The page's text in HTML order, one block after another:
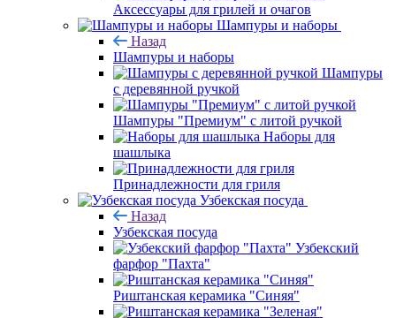
Аксессуары для грилей и очагов
Шампуры и наборы
Назад
Шампуры и наборы
Шампуры
с деревянной ручкой
Шампуры "Премиум" с литой ручкой
Наборы для
шашлыка
Принадлежности для гриля
Узбекская посуда
Назад
Узбекская посуда
Узбекский
фарфор "Пахта"
Риштанская керамика "Синяя"